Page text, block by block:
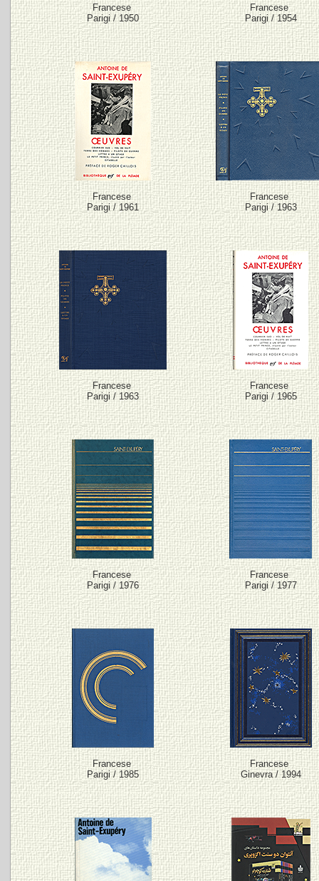
Francese
Parigi / 1950
Francese
Parigi / 1954
Francese
Parigi / 1961
Francese
Parigi / 1963
Francese
Parigi / 1963
Francese
Parigi / 1965
Francese
Parigi / 1976
Francese
Parigi / 1977
Francese
Parigi / 1985
Francese
Ginevra / 1994